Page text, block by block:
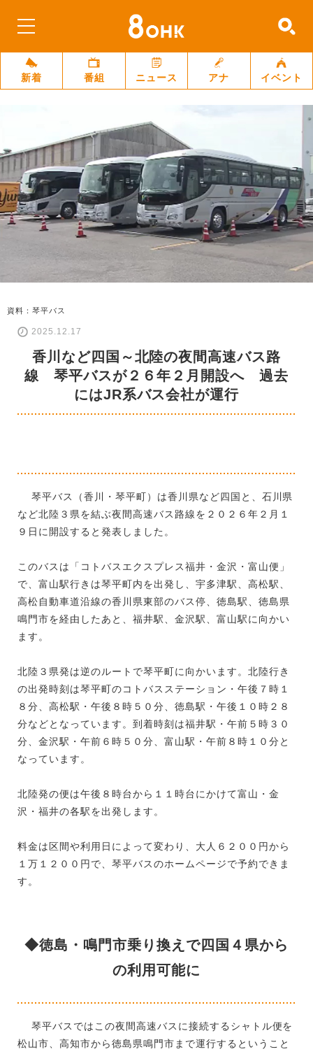
新着 番組 ニュース アナ イベント
資料：琴平バス
2025.12.17
香川など四国～北陸の夜間高速バス路
線 琴平バスが２６年２月開設へ 過去
にはJR系バス会社が運行
琴平バス（香川・琴平町）は香川県など四国と、石川県
など北陸３県を結ぶ夜間高速バス路線を２０２６年２月１
９日に開設すると発表しました。
このバスは「コトバスエクスプレス福井・金沢・富山便」
で、富山駅行きは琴平町内を出発し、宇多津駅、高松駅、
高松自動車道沿線の香川県東部のバス停、徳島駅、徳島県
鳴門市を経由したあと、福井駅、金沢駅、富山駅に向かい
ます。
北陸３県発は逆のルートで琴平町に向かいます。北陸行き
の出発時刻は琴平町のコトバスステーション・午後７時１
８分、高松駅・午後８時５０分、徳島駅・午後１０時２８
分などとなっています。到着時刻は福井駅・午前５時３０
分、金沢駅・午前６時５０分、富山駅・午前８時１０分と
なっています。
北陸発の便は午後８時台から１１時台にかけて富山・金
沢・福井の各駅を出発します。
料金は区間や利用日によって変わり、大人６２００円から
１万１２００円で、琴平バスのホームページで予約できま
す。
◆徳島・鳴門市乗り換えで四国４県から
の利用可能に
琴平バスではこの夜間高速バスに接続するシャトル便を
松山市、高知市から徳島県鳴門市まで運行するということ